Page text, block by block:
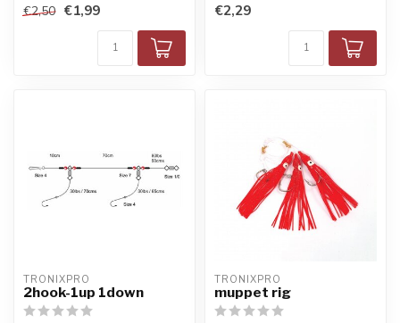
€2,50 €1,99 €2,29
TRONIXPRO
2hook-1up 1down
TRONIXPRO
muppet rig